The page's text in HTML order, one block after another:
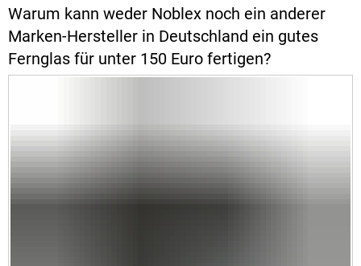
Warum kann weder Noblex noch ein anderer
Marken-Hersteller in Deutschland ein gutes
Fernglas für unter 150 Euro fertigen?